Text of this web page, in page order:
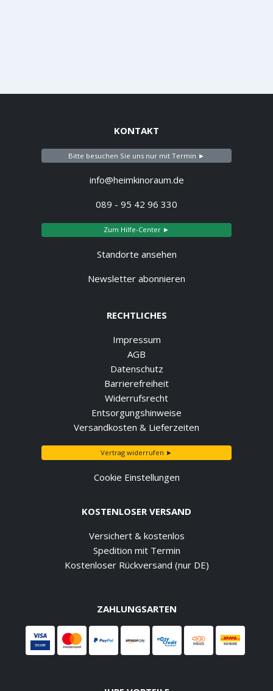
KONTAKT
Bitte besuchen Sie uns nur mit Termin ►
info@heimkinoraum.de
089 - 95 42 96 330
Zum Hilfe-Center ►
Standorte ansehen
Newsletter abonnieren
RECHTLICHES
Impressum
AGB
Datenschutz
Barrierefreiheit
Widerrufsrecht
Entsorgungshinweise
Versandkosten & Lieferzeiten
Vertrag widerrufen ►
Cookie Einstellungen
KOSTENLOSER VERSAND
Versichert & kostenlos
Spedition mit Termin
Kostenloser Rückversand (nur DE)
ZAHLUNGSARTEN